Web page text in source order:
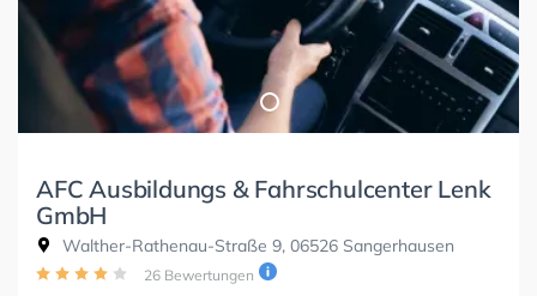
AFC Ausbildungs & Fahrschulcenter Lenk
GmbH
Walther-Rathenau-Straße 9, 06526 Sangerhausen
26 Bewertungen